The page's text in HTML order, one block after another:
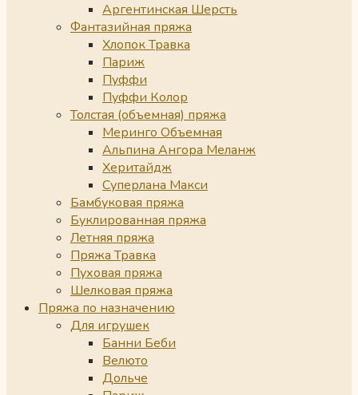
Аргентинская Шерсть
Фантазийная пряжа
Хлопок Травка
Париж
Пуффи
Пуффи Колор
Толстая (объемная) пряжа
Меринго Объемная
Альпина Ангора Меланж
Херитайдж
Суперлана Макси
Бамбуковая пряжа
Буклированная пряжа
Летняя пряжа
Пряжа Травка
Пуховая пряжа
Шелковая пряжа
Пряжа по назначению
Для игрушек
Банни Беби
Велюто
Дольче